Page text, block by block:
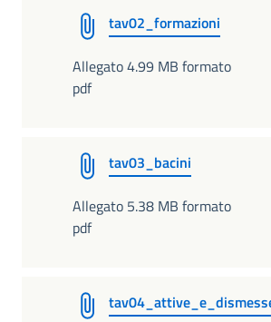
tav02_formazioni
Allegato 4.99 MB formato
pdf
tav03_bacini
Allegato 5.38 MB formato
pdf